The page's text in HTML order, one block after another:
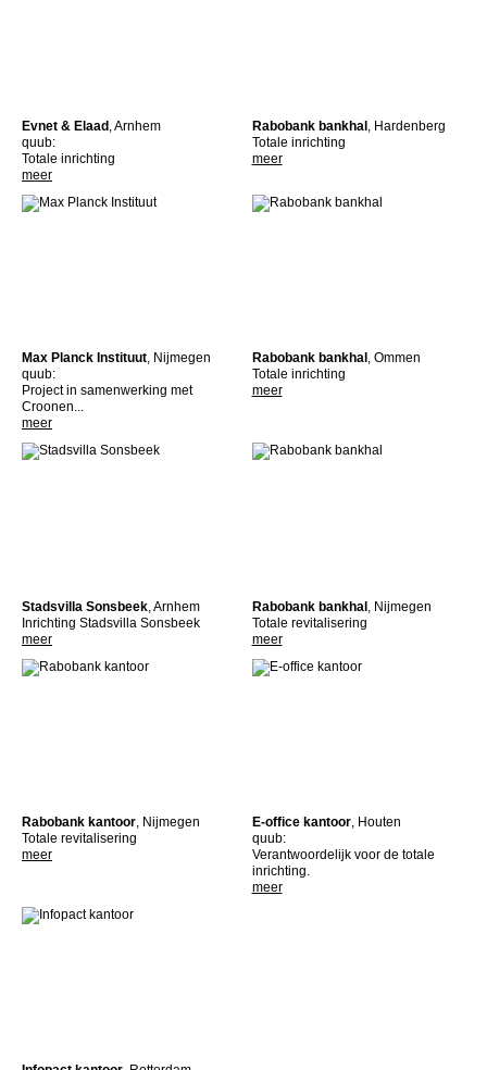
Evnet & Elaad , Arnhem
quub:
Totale inrichting
meer
Rabobank bankhal , Hardenberg
Totale inrichting
meer
Max Planck Instituut, Nijmegen
quub:
Project in samenwerking met
Croonen...
meer
Rabobank bankhal , Ommen
Totale inrichting
meer
Stadsvilla Sonsbeek , Arnhem
Inrichting Stadsvilla Sonsbeek
meer
Rabobank bankhal, Nijmegen
Totale revitalisering
meer
Rabobank kantoor, Nijmegen
Totale revitalisering
meer
E-office kantoor, Houten
quub:
Verantwoordelijk voor de totale
inrichting.
meer